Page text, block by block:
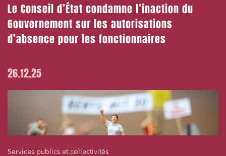
Le Conseil d’État condamne l’inaction du
Gouvernement sur les autorisations
d’absence pour les fonctionnaires
26.12.25
Services publics et collectivités